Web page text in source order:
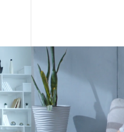
Реклама
Креатив Продакшн